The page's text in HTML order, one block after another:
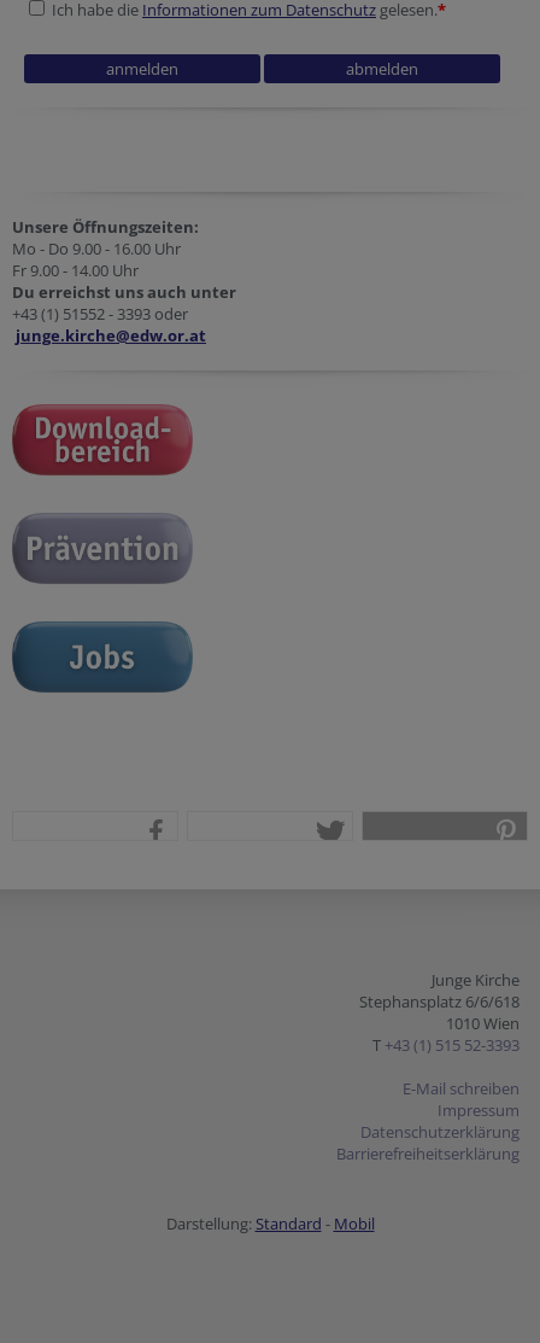
Ich habe die Informationen zum Datenschutz gelesen.*
Unsere Öffnungszeiten:
Mo - Do 9.00 - 16.00 Uhr
Fr 9.00 - 14.00 Uhr
Du erreichst uns auch unter
+43 (1) 51552 - 3393 oder
junge.kirche@edw.or.at
Junge Kirche
Stephansplatz 6/6/618
1010 Wien
T +43 (1) 515 52-3393
E-Mail schreiben
Impressum
Datenschutzerklärung
Barrierefreiheitserklärung
Darstellung: Standard - Mobil